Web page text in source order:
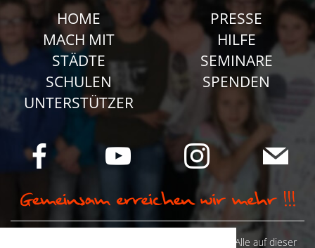
HOME
MACH MIT
STÄDTE
SCHULEN
UNTERSTÜTZER
PRESSE
HILFE
SEMINARE
SPENDEN
© Camp Stahl e.V. 2026 alle Rechte vorbehalten: Alle auf dieser